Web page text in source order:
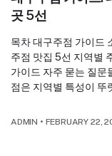
곳 5선
목차 대구주점 가이드
주점 맛집 5선 지역별
가이드 자주 묻는 질문
점은 지역별 특성이 뚜
ADMIN • FEBRUARY 22,